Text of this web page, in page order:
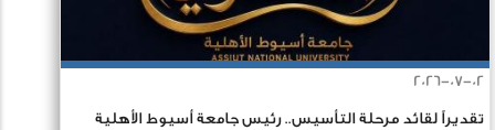
2026-07-02
تقديراً لقائد مرحلة التأسيس.. رئيس جامعة أسيوط الأهلية